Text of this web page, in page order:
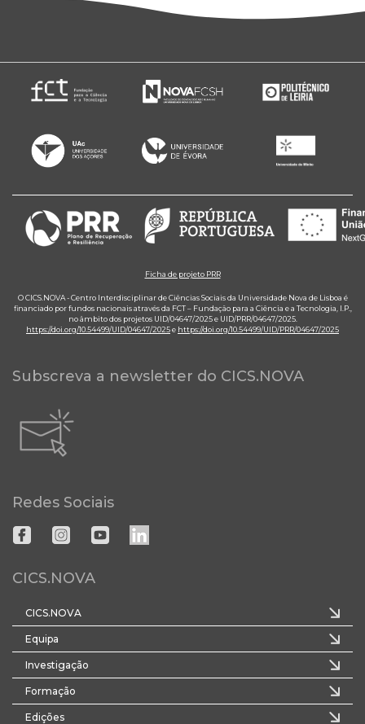
Ficha de projeto PRR
O CICS.NOVA - Centro Interdisciplinar de Ciências Sociais da Universidade Nova de Lisboa é
financiado por fundos nacionais através da FCT – Fundação para a Ciência e a Tecnologia, I.P.,
no âmbito dos projetos UID/04647/2025 e UID/PRR/04647/2025.
https://doi.org/10.54499/UID/04647/2025e https://doi.org/10.54499/UID/PRR/04647/2025
Subscreva a newsletter do CICS.NOVA
Redes Sociais
CICS.NOVA
CICS.NOVA
Equipa
Investigação
Formação
Edições